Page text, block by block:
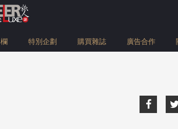
特別企劃 購買雜誌 廣告合作